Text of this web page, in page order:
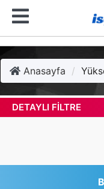
Anasayfa
DETAYLI FILTRE